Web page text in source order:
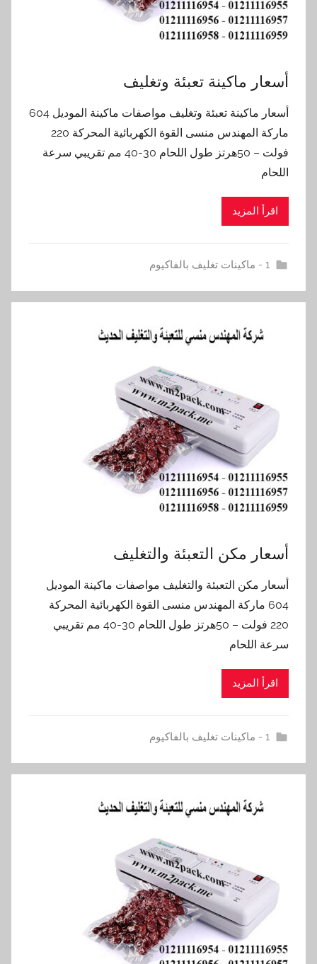
أسعار ماكينة تعبئة وتغليف
أسعار ماكينة تعبئة وتغليف مواصفات ماكينة الموديل 604
ماركة المهندس منسى القوة الكهربائية المحركة 220
فولت – 50هرتز طول اللحام 30-40 مم تقريبي سرعة
اللحام
اقرأ المزيد
1 - ماكينات تغليف بالفاكيوم
أسعار مكن التعبئة والتغليف
أسعار مكن التعبئة والتغليف مواصفات ماكينة الموديل
604 ماركة المهندس منسى القوة الكهربائية المحركة
220 فولت – 50هرتز طول اللحام 30-40 مم تقريبي
سرعة اللحام
اقرأ المزيد
1 - ماكينات تغليف بالفاكيوم